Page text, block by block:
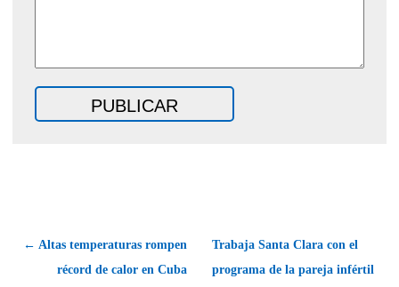
← Altas temperaturas rompen
récord de calor en Cuba
Trabaja Santa Clara con el
programa de la pareja infértil